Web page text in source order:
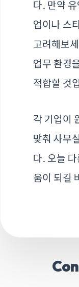
다. 만약
업이나 스
고려해보
업무 환경
적합할 것
각 기업이
맞춰 사무
다. 오늘
움이 되길